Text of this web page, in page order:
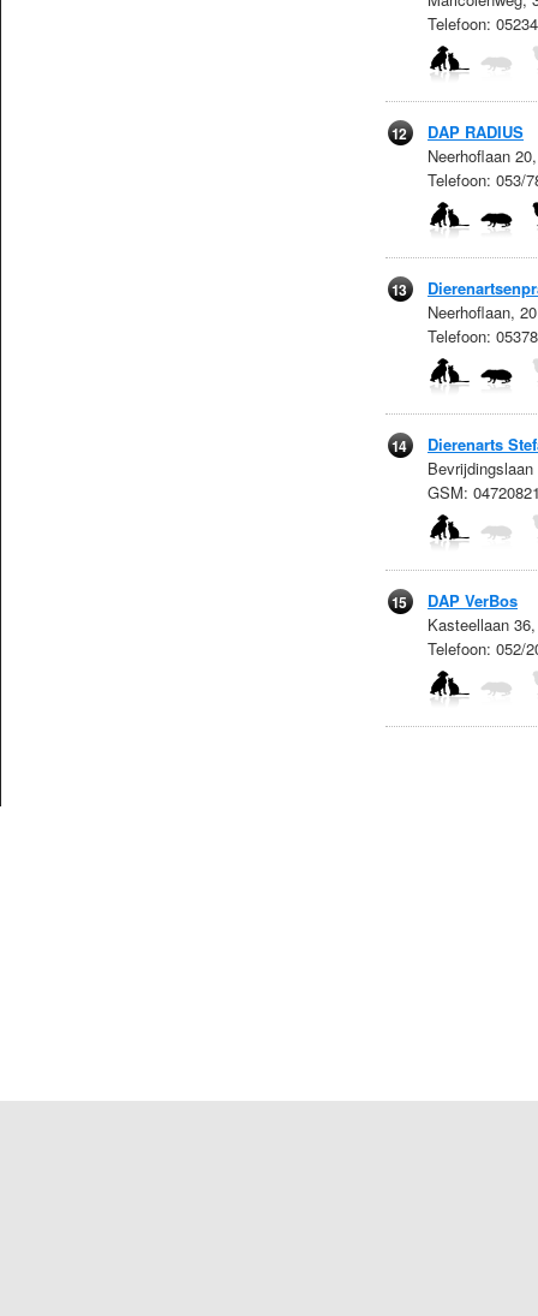
Telefoon:
12
DAP RADIUS
Neerhoflaan
Telefoon: 053/
13
Neerhoflaan,
Telefoon:
14
Dierenarts
GSM:
15
DAP VerBos
Kasteellaan
Telefoon: 052/